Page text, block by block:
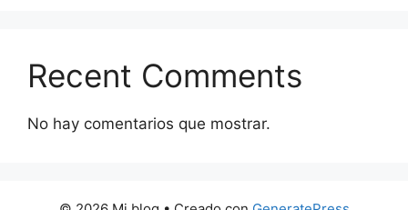
Recent Comments
No hay comentarios que mostrar.